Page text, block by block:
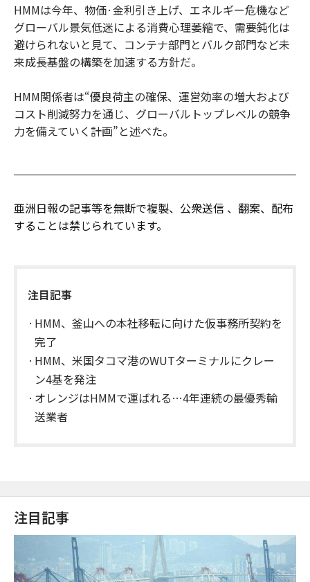
HMMは今年、物価·金利引き上げ、エネルギー危機など
グローバル景気低迷による消費心理萎縮で、需要鈍化は
避けられないと見て、コンテナ部門とバルク部門など未
来成長基盤の構築を加速する方針だ。
HMM関係者は“優良荷主の確保、運営効率の増大および
コスト削減努力を通じ、グローバルトップレベルの競争
力を備えていく計画”と述べた。
亜洲日報の記事等を無断で複製、公衆送信 、翻案、配布
することは禁じられています。
注目記事
HMM、釜山への本社移転に向けた仮事務所契約を
完了
HMM、米国タコマ港のWUTターミナルにクレー
ン4基を発注
オレンジはHMMで運ばれる…4年連続の最優秀輸
送業者
注目記事